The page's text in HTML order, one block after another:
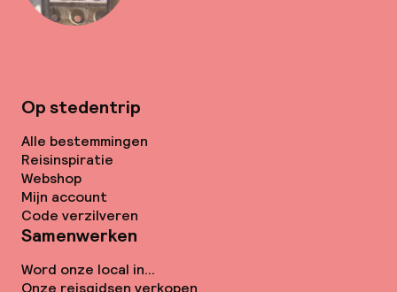
Op stedentrip
Alle bestemmingen
Reisinspiratie
Webshop
Mijn account
Code verzilveren
Samenwerken
Word onze local in...
Onze reisgidsen verkopen